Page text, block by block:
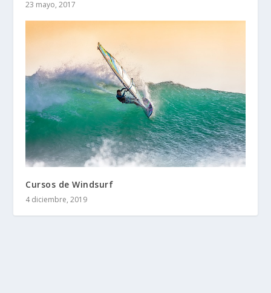
23 mayo, 2017
Cursos de Windsurf
4 diciembre, 2019